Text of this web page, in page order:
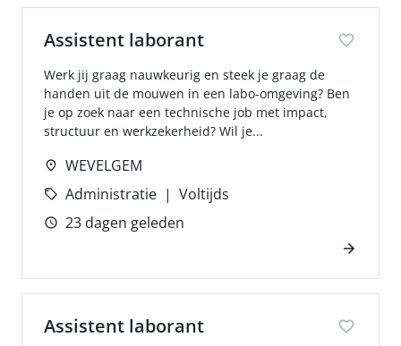
Assistent laborant
Werk jij graag nauwkeurig en steek je graag de
handen uit de mouwen in een labo-omgeving? Ben
je op zoek naar een technische job met impact,
structuur en werkzekerheid? Wil je...
WEVELGEM
Administratie
Voltijds
23 dagen geleden
Assistent laborant